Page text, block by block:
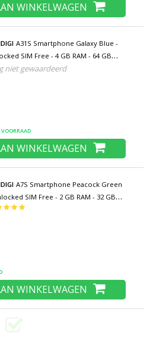
WINKELWAGEN
A31S Smartphone Galaxy Blue -
SIM Free - 4 GB RAM - 64 GB
- 16MP Camera - 5150mAh Batterij -
niet gewaardeerd
VOORRAAD
WINKELWAGEN
A7S Smartphone Peacock Green
SIM Free - 2 GB RAM - 32 GB
- 13MP Triple Camera - 4150mAh
WINKELWAGEN